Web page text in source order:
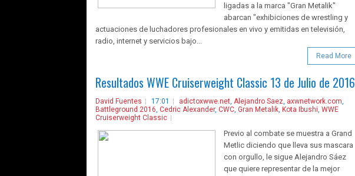
ligadas a la marca "Gran Metalik"
abarcan "exhibiciones de wrestling y
actuaciones de luchadores profesionales en vivo y emitidas en televisión,
radio, internet y servicios bajo...
Read More
Resultados WWE Cruiserweight Classic 13 de Julio de 2016
David Fuentes 17:01 adictoxwwe.net Alejandro Saez axwnetwork.com
Battleground 2016 Cedric Alexander, CWC Gran Metalik Kota Ibushi WWE
Cruiserweight Classic
Previo al combate se muestra a Grand
Metlic diciendo que lleva sus mascara
con orgullo, le sigue Alejandro Sáez
que quiere representar de la mejor